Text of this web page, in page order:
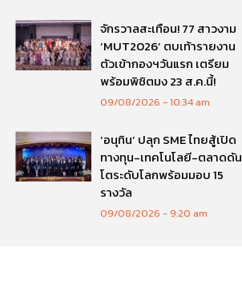
จักรวาลสะเทือน! 77 สาวงาม
‘MUT2026’ ตบเท้ารายงาน
ตัวเข้ากองฯวันแรก เตรียม
พร้อมพิชิตมง 23 ส.ค.นี้!
09/08/2026 10:34 am
‘อนุทิน’ ปลุก SME ไทยสู้เปิด
ทางทุน-เทคโนโลยี-ตลาดดัน
โตระดับโลกพร้อมมอบ 15
รางวัล
09/08/2026 9:20 am